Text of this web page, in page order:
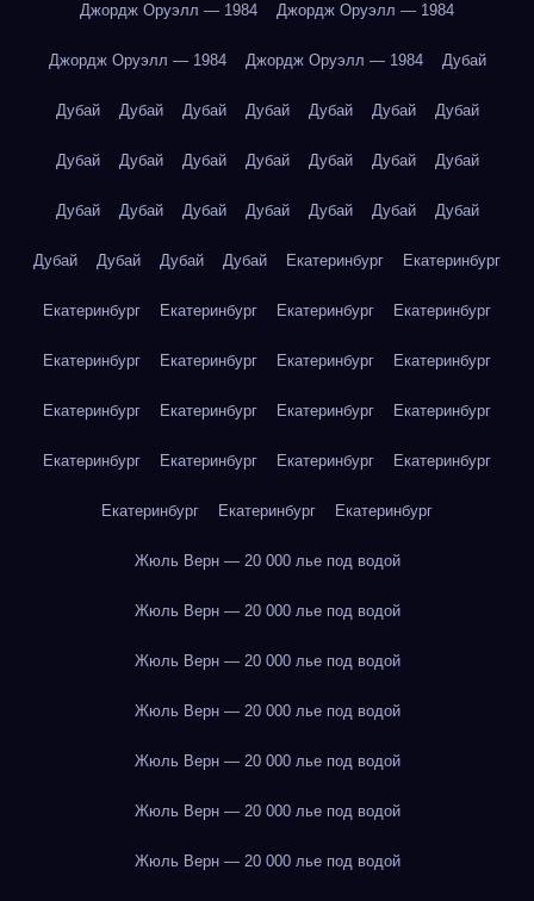
Джордж Оруэлл — 1984 Джордж Оруэлл — 1984
Джордж Оруэлл — 1984 Джордж Оруэлл — 1984 Дубай
Дубай Дубай Дубай Дубай Дубай Дубай Дубай
Дубай Дубай Дубай Дубай Дубай Дубай Дубай
Дубай Дубай Дубай Дубай Дубай Дубай Дубай
Дубай Дубай Дубай Дубай Екатеринбург Екатеринбург
Екатеринбург Екатеринбург Екатеринбург Екатеринбург
Екатеринбург Екатеринбург Екатеринбург Екатеринбург
Екатеринбург Екатеринбург Екатеринбург Екатеринбург
Екатеринбург Екатеринбург Екатеринбург Екатеринбург
Екатеринбург Екатеринбург Екатеринбург
Жюль Верн — 20 000 лье под водой
Жюль Верн — 20 000 лье под водой
Жюль Верн — 20 000 лье под водой
Жюль Верн — 20 000 лье под водой
Жюль Верн — 20 000 лье под водой
Жюль Верн — 20 000 лье под водой
Жюль Верн — 20 000 лье под водой